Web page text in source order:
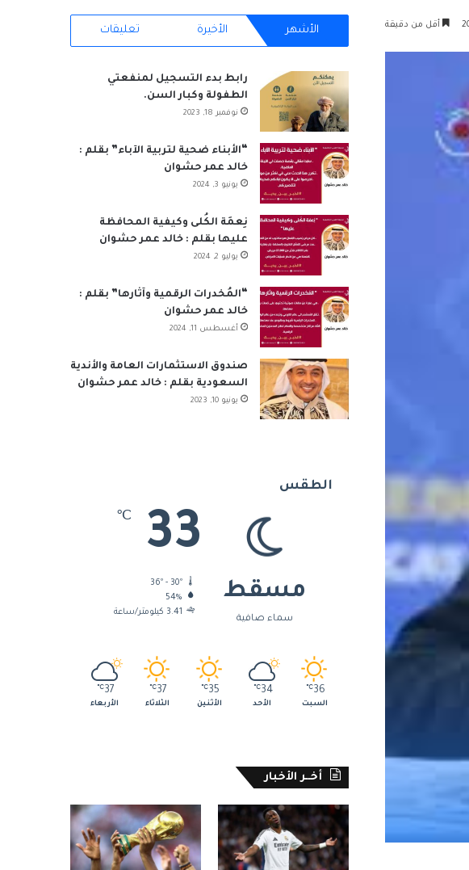
أقل من دقيقة RSS
الأشهر الأخيرة تعليقات
رابط بدء التسجيل لمنفعتي
الطفولة وكبار السن.
نوفمبر 18, 2023
“الأبناء ضحية لتربية الآباء” بقلم :
خالد عمر حشوان
يونيو 3, 2024
نِعمَة الكُلى وكيفية المحافظة
عليها بقلم : خالد عمر حشوان
يوليو 2, 2024
“المُخدرات الرقمية وآثارها” بقلم :
خالد عمر حشوان
أغسطس 11, 2024
صندوق الاستثمارات العامة والأندية
السعودية بقلم : خالد عمر حشوان
يونيو 10, 2023
الطقس
مسقط
سماء صافية
33
℃
36º - 30º
54%
3.41 كيلومتر/ساعة
36
℃
السبت
34
℃
الأحد
35
℃
الأثنين
37
℃
الثلاثاء
37
℃
الأربعاء
أخــر الأخبار